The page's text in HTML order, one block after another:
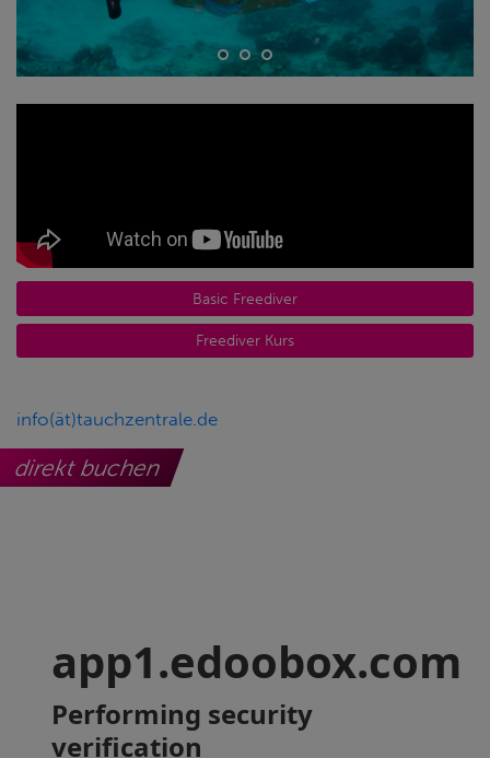
Basic Freediver
Freediver Kurs
info(ät)tauchzentrale.de
direkt buchen